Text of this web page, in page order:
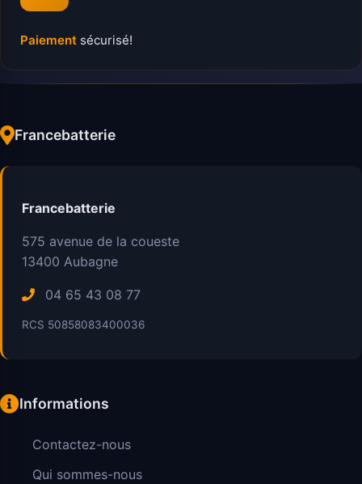
Paiement sécurisé!
Francebatterie
Francebatterie
575 avenue de la coueste
13400 Aubagne
04 65 43 08 77
RCS 50858083400036
Informations
Contactez-nous
Qui sommes-nous